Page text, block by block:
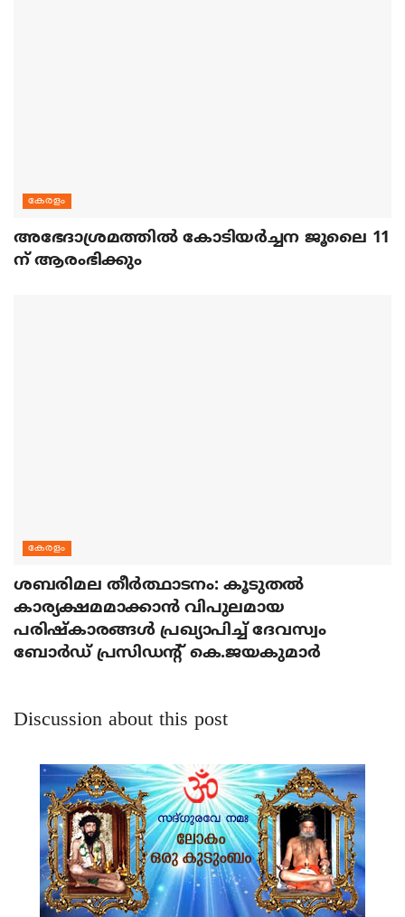
കേരളം
അഭേദാശ്രമത്തില്‍ കോടിയര്‍ച്ചന ജൂലൈ 11
ന് ആരംഭിക്കും
കേരളം
ശബരിമല തീര്‍ത്ഥാടനം: കൂടുതല്‍
കാര്യക്ഷമമാക്കാന്‍ വിപുലമായ
പരിഷ്‌കാരങ്ങള്‍ പ്രഖ്യാപിച്ച് ദേവസ്വം
ബോര്‍ഡ് പ്രസിഡന്റ് കെ.ജയകുമാര്‍
Discussion about this post